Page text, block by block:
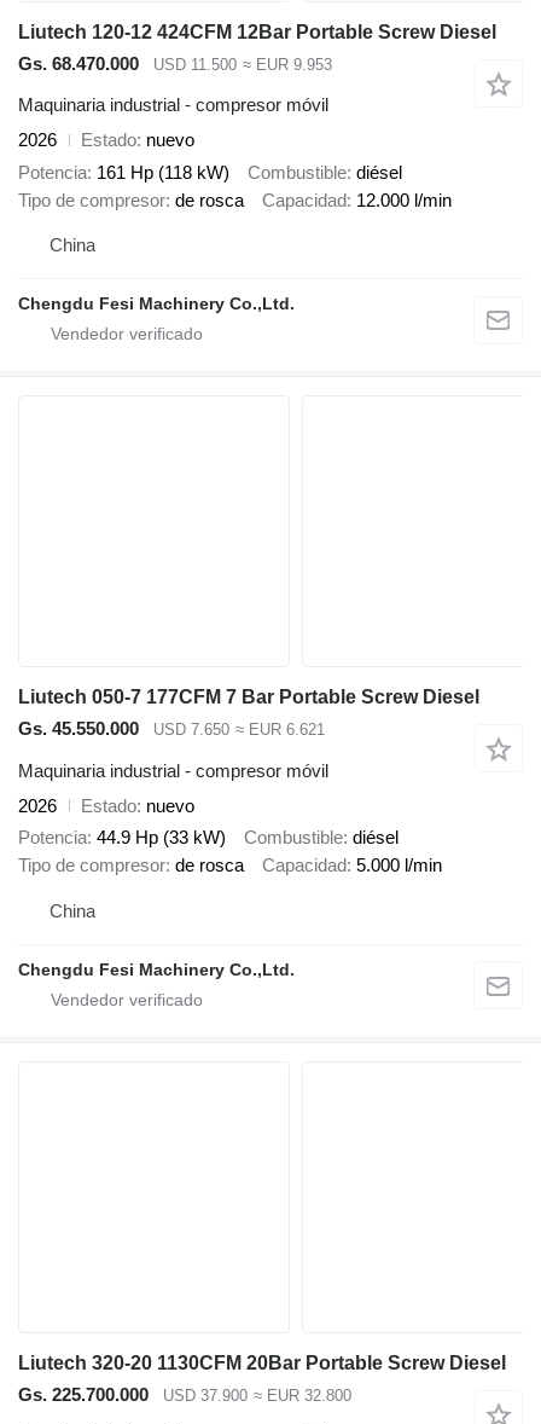
Liutech 120-12 424CFM 12Bar Portable Screw Diesel
Gs. 68.470.000
USD 11.500 ≈ EUR 9.953
Maquinaria industrial - compresor móvil
2026
Estado nuevo
Potencia 161 Hp (118 kW) Combustible diésel
Tipo de compresor de rosca Capacidad 12.000 l/min
China
Chengdu Fesi Machinery Co.,Ltd.
Liutech 050-7 177CFM 7 Bar Portable Screw Diesel
Gs. 45.550.000
USD 7.650 ≈ EUR 6.621
Maquinaria industrial - compresor móvil
2026
Estado nuevo
Potencia 44.9 Hp (33 kW) Combustible diésel
Tipo de compresor de rosca Capacidad 5.000 l/min
China
Chengdu Fesi Machinery Co.,Ltd.
Liutech 320-20 1130CFM 20Bar Portable Screw Diesel
Gs. 225.700.000
USD 37.900 ≈ EUR 32.800